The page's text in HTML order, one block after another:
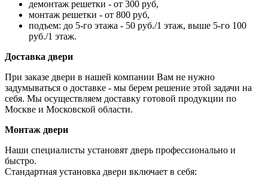
демонтаж решетки - от 300 руб,
монтаж решетки - от 800 руб,
подъем: до 5-го этажа - 50 руб./1 этаж, выше 5-го 100
руб./1 этаж.
Доставка двери
При заказе двери в нашей компании Вам не нужно
задумываться о доставке - мы берем решение этой задачи на
себя. Мы осуществляем доставку готовой продукции по
Москве и Московской области.
Монтаж двери
Наши специалисты установят дверь профессионально и
быстро.
Стандартная установка двери включает в себя: